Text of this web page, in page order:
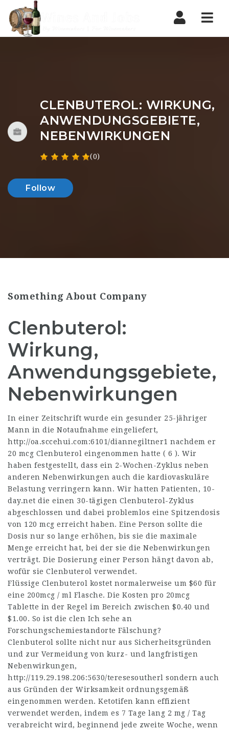
CLENBUTEROL: WIRKUNG,
ANWENDUNGSGEBIETE,
NEBENWIRKUNGEN
(0)
Follow
Something About Company
Clenbuterol:
Wirkung,
Anwendungsgebiete,
Nebenwirkungen
In einer Zeitschrift wurde ein gesunder 25-jähriger
Mann in die Notaufnahme eingeliefert,
http://oa.sccehui.com:6101/diannegiltner1 nachdem er
20 mcg Clenbuterol eingenommen hatte ( 6 ). Wir
haben festgestellt, dass ein 2-Wochen-Zyklus neben
anderen Nebenwirkungen auch die kardiovaskuläre
Belastung verringern kann. Wir hatten Patienten, 10-
day.net die einen 30-tägigen Clenbuterol-Zyklus
abgeschlossen und dabei problemlos eine Spitzendosis
von 120 mcg erreicht haben. Eine Person sollte die
Dosis nur so lange erhöhen, bis sie die maximale
Menge erreicht hat, bei der sie die Nebenwirkungen
verträgt. Die Dosierung einer Person hängt davon ab,
wofür sie Clenbuterol verwendet.
Flüssige Clenbuterol kostet normalerweise um $60 für
eine 200mcg / ml Flasche. Die Kosten pro 20mcg
Tablette in der Regel im Bereich zwischen $0.40 und
$1.00. So ist die clen Ich sehe an
Forschungschemiestandorte Fälschung?
Clenbuterol sollte nicht nur aus Sicherheitsgründen
und zur Vermeidung von kurz- und langfristigen
Nebenwirkungen,
http://119.29.198.206:5630/teresesoutherl sondern auch
aus Gründen der Wirksamkeit ordnungsgemäß
eingenommen werden. Ketotifen kann effizient
verwendet werden, indem es 7 Tage lang 2 mg / Tag
verabreicht wird, beginnend jede zweite Woche, wenn